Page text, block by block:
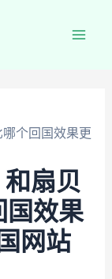
个回国效果更
扇贝
国效果
网站